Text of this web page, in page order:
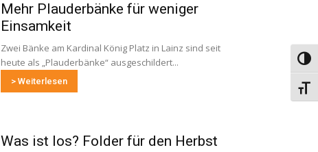
Mehr Plauderbänke für weniger
Einsamkeit
Zwei Bänke am Kardinal König Platz in Lainz sind seit
heute als „Plauderbänke“ ausgeschildert...
> Weiterlesen
Was ist los? Folder für den Herbst